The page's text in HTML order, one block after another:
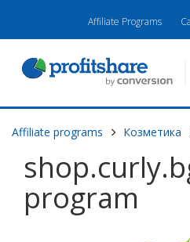
Affiliate Programs
Affiliate programs Козметика
program